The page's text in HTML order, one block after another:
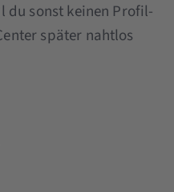
sonst keinen Profil-
später nahtlos